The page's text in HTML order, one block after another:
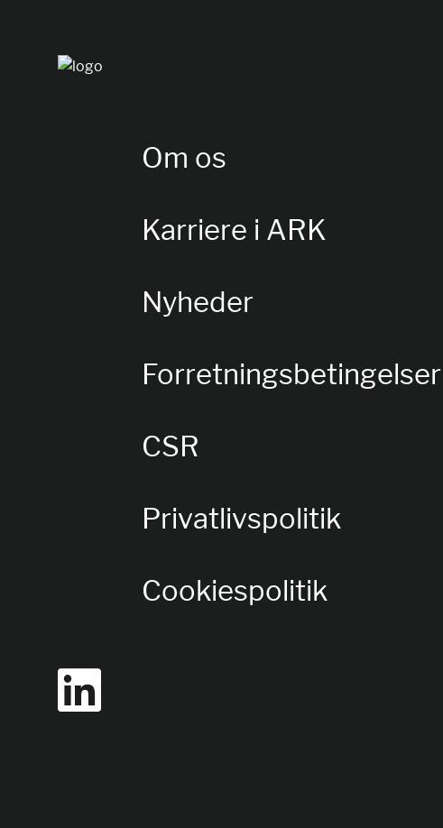
Om os
Karriere i ARK
Nyheder
Forretningsbetingelser
CSR
Privatlivspolitik
Cookiespolitik